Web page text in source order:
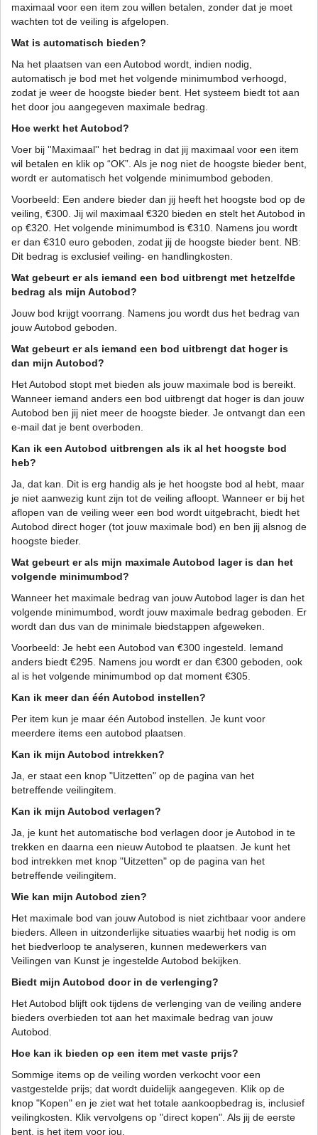
maximaal voor een item zou willen betalen, zonder dat je moet
wachten tot de veiling is afgelopen.
Wat is automatisch bieden?
Na het plaatsen van een Autobod wordt, indien nodig,
automatisch je bod met het volgende minimumbod verhoogd,
zodat je weer de hoogste bieder bent. Het systeem biedt tot aan
het door jou aangegeven maximale bedrag.
Hoe werkt het Autobod?
Voer bij ''Maximaal'' het bedrag in dat jij maximaal voor een item
wil betalen en klik op “OK”. Als je nog niet de hoogste bieder bent,
wordt er automatisch het volgende minimumbod geboden.
Voorbeeld: Een andere bieder dan jij heeft het hoogste bod op de
veiling, €300. Jij wil maximaal €320 bieden en stelt het Autobod in
op €320. Het volgende minimumbod is €310. Namens jou wordt
er dan €310 euro geboden, zodat jij de hoogste bieder bent. NB:
Dit bedrag is exclusief veiling- en handlingkosten.
Wat gebeurt er als iemand een bod uitbrengt met hetzelfde
bedrag als mijn Autobod?
Jouw bod krijgt voorrang. Namens jou wordt dus het bedrag van
jouw Autobod geboden.
Wat gebeurt er als iemand een bod uitbrengt dat hoger is
dan mijn Autobod?
Het Autobod stopt met bieden als jouw maximale bod is bereikt.
Wanneer iemand anders een bod uitbrengt dat hoger is dan jouw
Autobod ben jij niet meer de hoogste bieder. Je ontvangt dan een
e-mail dat je bent overboden.
Kan ik een Autobod uitbrengen als ik al het hoogste bod
heb?
Ja, dat kan. Dit is erg handig als je het hoogste bod al hebt, maar
je niet aanwezig kunt zijn tot de veiling afloopt. Wanneer er bij het
aflopen van de veiling weer een bod wordt uitgebracht, biedt het
Autobod direct hoger (tot jouw maximale bod) en ben jij alsnog de
hoogste bieder.
Wat gebeurt er als mijn maximale Autobod lager is dan het
volgende minimumbod?
Wanneer het maximale bedrag van jouw Autobod lager is dan het
volgende minimumbod, wordt jouw maximale bedrag geboden. Er
wordt dan dus van de minimale biedstappen afgeweken.
Voorbeeld: Je hebt een Autobod van €300 ingesteld. Iemand
anders biedt €295. Namens jou wordt er dan €300 geboden, ook
al is het volgende minimumbod op dat moment €305.
Kan ik meer dan één Autobod instellen?
Per item kun je maar één Autobod instellen. Je kunt voor
meerdere items een autobod plaatsen.
Kan ik mijn Autobod intrekken?
Ja, er staat een knop "Uitzetten" op de pagina van het
betreffende veilingitem.
Kan ik mijn Autobod verlagen?
Ja, je kunt het automatische bod verlagen door je Autobod in te
trekken en daarna een nieuw Autobod te plaatsen. Je kunt het
bod intrekken met knop "Uitzetten" op de pagina van het
betreffende veilingitem.
Wie kan mijn Autobod zien?
Het maximale bod van jouw Autobod is niet zichtbaar voor andere
bieders. Alleen in uitzonderlijke situaties waarbij het nodig is om
het biedverloop te analyseren, kunnen medewerkers van
Veilingen van Kunst je ingestelde Autobod bekijken.
Biedt mijn Autobod door in de verlenging?
Het Autobod blijft ook tijdens de verlenging van de veiling andere
bieders overbieden tot aan het maximale bedrag van jouw
Autobod.
Hoe kan ik bieden op een item met vaste prijs?
Sommige items op de veiling worden verkocht voor een
vastgestelde prijs; dat wordt duidelijk aangegeven. Klik op de
knop "Kopen" en je ziet wat het totale aankoopbedrag is, inclusief
veilingkosten. Klik vervolgens op "direct kopen". Als jij de eerste
bent, is het item voor jou.